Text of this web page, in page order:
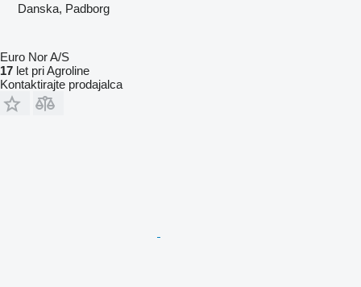
Danska, Padborg
Euro Nor A/S
17 let pri Agroline
Kontaktirajte prodajalca